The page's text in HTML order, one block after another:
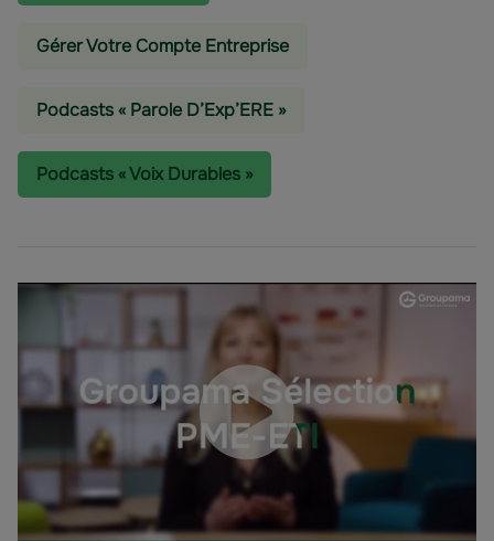
Gérer Votre Compte Entreprise
Podcasts « Parole D’Exp’ERE »
Podcasts « Voix Durables »